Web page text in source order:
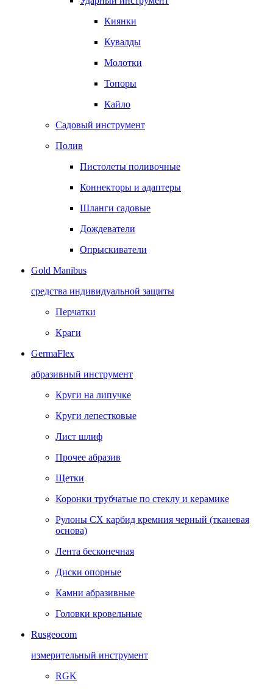
Киянки
Кувалды
Молотки
Топоры
Кайло
Садовый инструмент
Полив
Пистолеты поливочные
Коннекторы и адаптеры
Шланги садовые
Дождеватели
Опрыскиватели
Gold Manibus
средства индивидуальной защиты
Перчатки
Краги
GermaFlex
абразивный инструмент
Круги на липучке
Круги лепестковые
Лист шлиф
Прочее абразив
Щетки
Коронки трубчатые по стеклу и керамике
Рулоны CX карбид кремния черный (тканевая
основа)
Лента бесконечная
Диски опорные
Камни абразивные
Головки кровельные
Rusgeocom
измерительный инструмент
RGK